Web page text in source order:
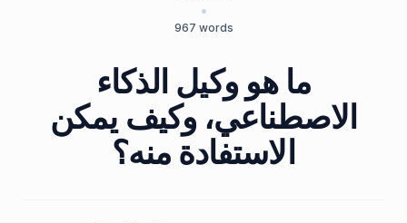
•
967 words
ما هو وكيل الذكاء
الاصطناعي، وكيف يمكن
الاستفادة منه؟